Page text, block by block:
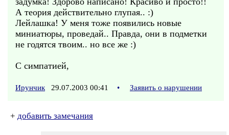
А теория действительно глупая.. :)
Лейлашка! У меня тоже появились новые
миниатюры, проведай.. Правда, они в подметки
не годятся твоим.. но все же :)
С симпатией,
Ирунчик 29.07.2003 00:41 • Заявить о нарушении
+ добавить замечания